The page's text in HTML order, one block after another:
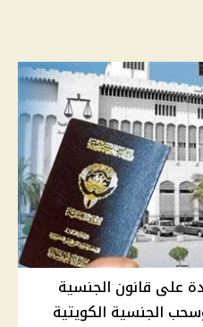
على قانون الجنسية
الجنسية الكويتية